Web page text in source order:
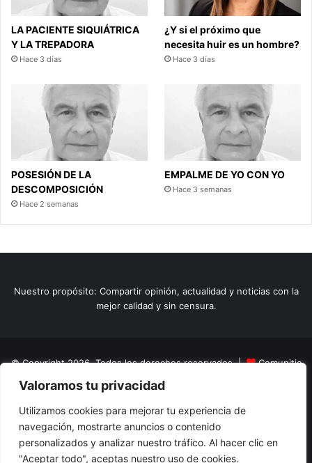
Valoramos tu privacidad
Utilizamos cookies para mejorar tu experiencia de
navegación, mostrarte anuncios o contenido
personalizados y analizar nuestro tráfico. Al hacer clic en
"Aceptar todo", aceptas nuestro uso de cookies.
LA PACIENTE SIQUIÁTRICA
Y LA TREPADORA
Hace 3 días
¿Y si el próximo que
necesita huir es un hombre?
Hace 3 días
POSESIÓN DE LA
DESCOMPOSICIÓN
Hace 2 semanas
EMPALME DE YO CON YO
Hace 3 semanas
Nuestro propósito: Compartir opinión, actualidad y noticias con la
mejor calidad y sin censura.
© Copyright 2026, Todos los derechos reservados |
Comunitic
SAS BICNit 901228106
Home
Actualidad Variedades Opinion Turismo
El Tinteadero
Caricaturas Reportajes